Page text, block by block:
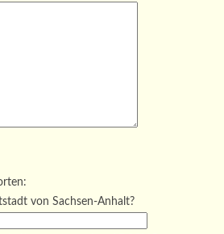
von Sachsen-Anhalt?